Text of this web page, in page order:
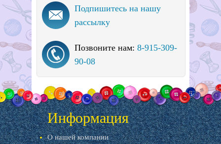
Подпишитесь на нашу
рассылку
Позвоните нам: 8-915-309-
90-08
Информация
О нашей компании